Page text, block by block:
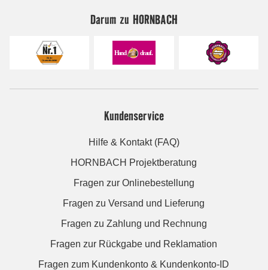
Darum zu HORNBACH
Kundenservice
Hilfe & Kontakt (FAQ)
HORNBACH Projektberatung
Fragen zur Onlinebestellung
Fragen zu Versand und Lieferung
Fragen zu Zahlung und Rechnung
Fragen zur Rückgabe und Reklamation
Fragen zum Kundenkonto & Kundenkonto-ID